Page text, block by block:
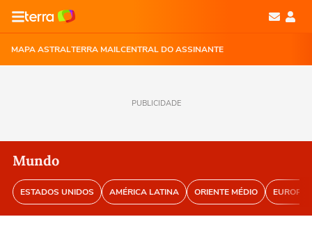
MAPA ASTRALTERRA MAILCENTRAL DO ASSINANTE
PUBLICIDADE
Mundo
ESTADOS UNIDOS AMÉRICA LATINA ORIENTE MÉDIO EUROPA